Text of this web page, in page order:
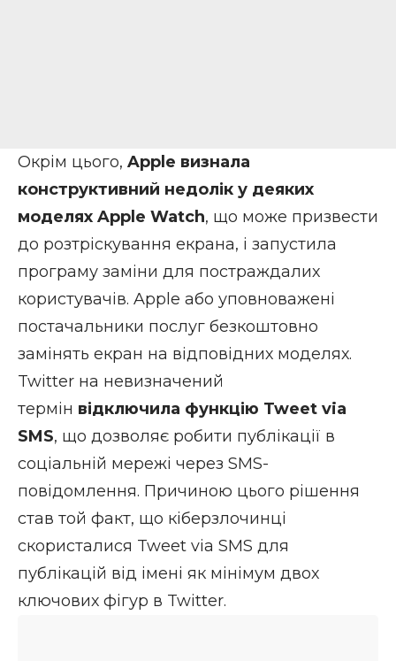
Окрім цього, Apple визнала
конструктивний недолік у деяких
моделях Apple Watch, що може призвести
до розтріскування екрана, і запустила
програму заміни для постраждалих
користувачів. Apple або уповноважені
постачальники послуг безкоштовно
замінять екран на відповідних моделях.
Twitter на невизначений
термін відключила функцію Tweet via
SMS, що дозволяє робити публікації в
соціальній мережі через SMS-
повідомлення. Причиною цього рішення
став той факт, що кіберзлочинці
скористалися Tweet via SMS для
публікацій від імені як мінімум двох
ключових фігур в Twitter.